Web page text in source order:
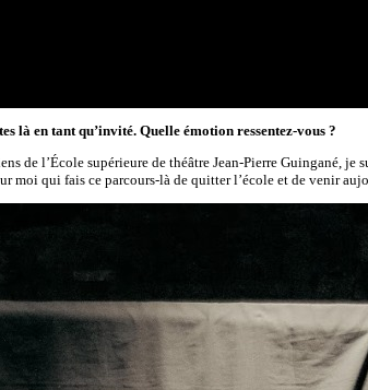
là en tant qu’invité. Quelle émotion ressentez-vous ?
de l’École supérieure de théâtre Jean-Pierre Guingané,
qui fais ce parcours-là de quitter l’école et de venir